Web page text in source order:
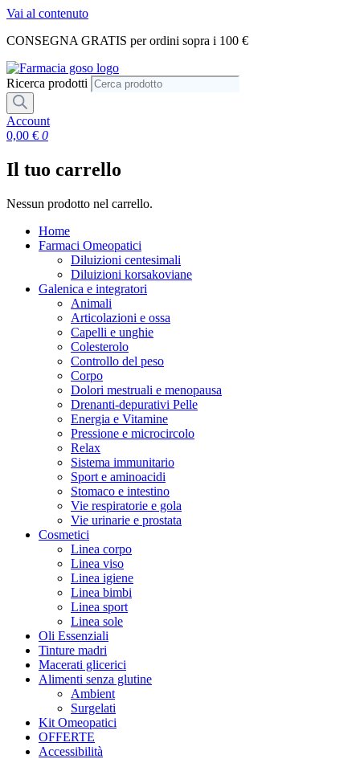
Vai al contenuto
CONSEGNA GRATIS per ordini sopra i 100 €
Ricerca prodotti
Account
0,00 € 0
Il tuo carrello
Nessun prodotto nel carrello.
Home
Farmaci Omeopatici
Diluizioni centesimali
Diluizioni korsakoviane
Galenica e integratori
Animali
Articolazioni e ossa
Capelli e unghie
Colesterolo
Controllo del peso
Corpo
Dolori mestruali e menopausa
Drenanti-depurativi Pelle
Energia e Vitamine
Pressione e microcircolo
Relax
Sistema immunitario
Sport e aminoacidi
Stomaco e intestino
Vie respiratorie e gola
Vie urinarie e prostata
Cosmetici
Linea corpo
Linea viso
Linea igiene
Linea bimbi
Linea sport
Linea sole
Oli Essenziali
Tinture madri
Macerati glicerici
Alimenti senza glutine
Ambient
Surgelati
Kit Omeopatici
OFFERTE
Accessibilità